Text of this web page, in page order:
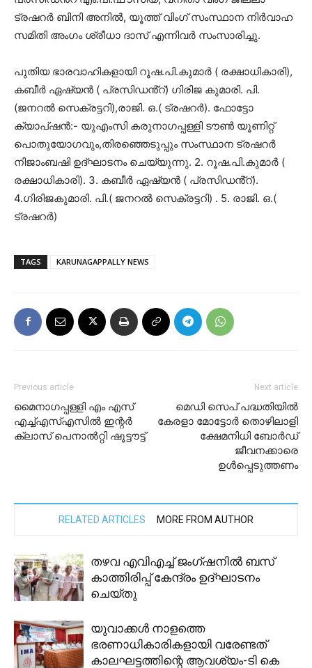
ട്രഷറർ ബിനി അനിൽ, യൂത്ത് വിംഗ് സംസ്ഥാന നിർവാഹ
സമിതി അംഗം ശ്രീധാ ദാസ് എന്നിവർ സംസാരിച്ചു.
പുതിയ ഭാരവാഹികളായി റൂഷ.പി.കുമാർ ( രക്ഷാധികാരി),
കബീർ ഏഷ്യൻ ( പ്രസിഡൻ്റ്) ഗിരിജ കുമാരി. പി.
(ജനറൽ സെക്രട്ടറി),രാജി. ഒ.( ട്രഷറർ). ഫോട്ടോ
ക്യാപ്ഷൻ:- യുഎംസി കരുനാഗപ്പള്ളി ടൗൺ യൂണിറ്റ്
പൊതുയോഗവും,തിരഞ്ഞെടുപ്പും സംസ്ഥാന ട്രഷറർ
നിജാംബഷി ഉദ്ഘാടനം ചെയ്യുന്നു. 2. റൂഷ.പി.കുമാർ (
രക്ഷാധികാരി). 3. കബീർ ഏഷ്യൻ ( പ്രസിഡൻ്റ്).
4.ഗിരിജകുമാരി. പി.( ജനറൽ സെക്രട്ടറി) . 5. രാജി. ഒ.(
ട്രഷറർ)
TAGS KARUNAGAPPALLY NEWS
Previous article
മൈനാഗപ്പള്ളി എം എസ്
എച്ച്എസ്എസില്‍ ഇന്റർ
ക്ലാസ് പെനാൽറ്റി ഷൂട്ടൗട്ട്
Next article
മെഡി സെപ് പദ്ധതിയിൽ
കേരളാ മോട്ടോർ തൊഴിലാളി
ക്ഷേമനിധി ബോർഡ്
ജീവനക്കാരെ
ഉൾപ്പെടുത്തണം
RELATED ARTICLES MORE FROM AUTHOR
തഴവ എവിഎച്ച് ജംഗ്ഷനിൽ ബസ്
കാത്തിരിപ്പ് കേന്ദ്രം ഉദ്ഘാടനം
ചെയ്തു
യുവാക്കള്‍ നാളത്തെ
ഭരണാധികാരികളായി വരേണ്ടത്
കാലഘട്ടത്തിന്റെ ആവശ്യം-ടി കെ